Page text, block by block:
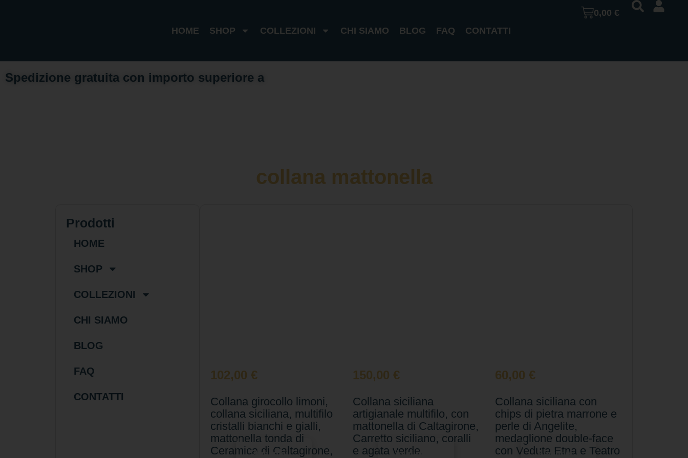
HOME SHOP COLLEZIONI CHI SIAMO BLOG FAQ CONTATTI
0,00€
Spedizione gratuita con importo superiore a
collana mattonella
Prodotti
HOME
SHOP
COLLEZIONI
CHI SIAMO
BLOG
FAQ
CONTATTI
102,00 €
Collana girocollo limoni,
collana siciliana, multifilo
cristalli bianchi e gialli,
mattonella tonda di
Ceramica di Caltagirone,
Aggiungi
150,00 €
Collana siciliana
artigianale multifilo, con
mattonella di Caltagirone,
Carretto siciliano, coralli
e agata verde.
Aggiungi
60,00 €
Collana siciliana con
chips di pietra marrone e
perle di Angelite,
medaglione double-face
con Veduta Etna e Teatro
Aggiungi